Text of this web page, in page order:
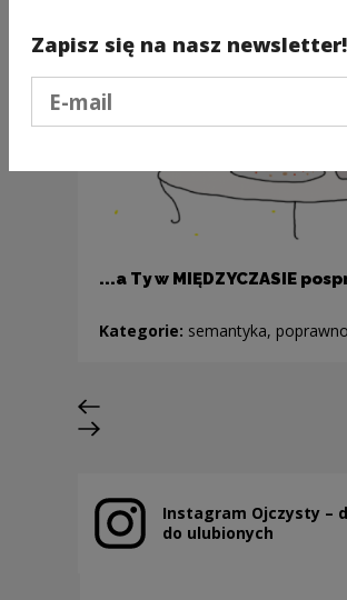
...a Ty w MIĘDZYCZASIE
Kategorie: semantyka,
Previous slide
Next slide
Instagram Ojczysty –
do ulubionych
Note, the link will open in a new
Zapisz się na nasz newsletter!